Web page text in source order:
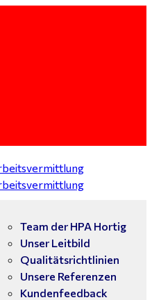
Team der HPA Hortig
Unser Leitbild
Qualitätsrichtlinien
Unsere Referenzen
Kundenfeedback